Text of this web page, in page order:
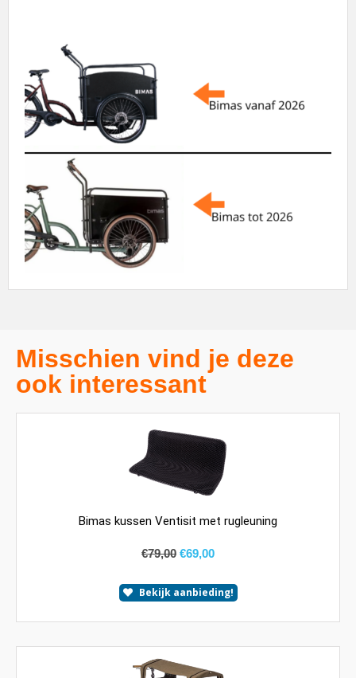
Misschien vind je deze
ook interessant
Bimas kussen Ventisit met rugleuning
€79,00 €69,00
Bekijk aanbieding!